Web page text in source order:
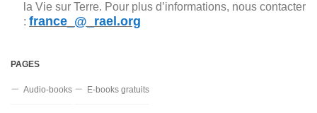
la Vie sur Terre. Pour plus d’informations, nous contacter
: france_@_rael.org
PAGES
Audio-books E-books gratuits